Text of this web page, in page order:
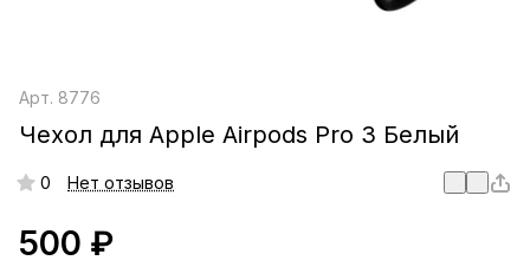
Арт. 8776
Чехол для Apple Airpods Pro 3 Белый
0 Нет отзывов
500 ₽